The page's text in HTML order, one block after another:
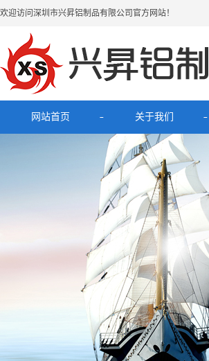
欢迎访问深圳市兴昇铝制品有限公司官方网站！
网站首页 关于我们
公司简介
联系我们